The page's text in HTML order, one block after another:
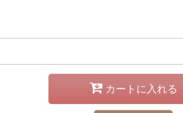
カートに入れる